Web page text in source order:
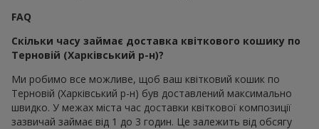
FAQ
Скільки часу займає доставка квіткового кошику по
Терновій (Харківський р-н)?
Ми робимо все можливе, щоб ваш квітковий кошик по
Терновій (Харківський р-н) був доставлений максимально
швидко. У межах міста час доставки квіткової композиції
зазвичай займає від 1 до 3 годин. Це залежить від обсягу